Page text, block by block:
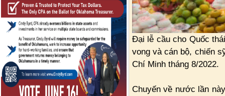
Đại lễ cầu cho Quốc
vong và cán bộ, chiến
Chí Minh tháng 8/2022.
Chuyến về nước lần